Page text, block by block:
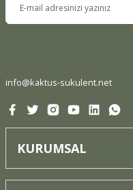
info@kaktus-sukulent.net
KURUMSAL